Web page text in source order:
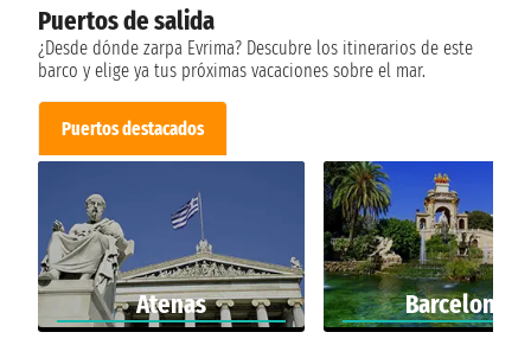
Puertos de salida
¿Desde dónde zarpa Evrima? Descubre los itinerarios de este
barco y elige ya tus próximas vacaciones sobre el mar.
Puertos destacados
Atenas Barcelona